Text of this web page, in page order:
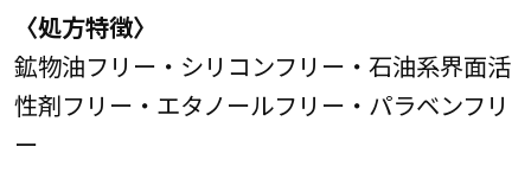
〈処方特徴〉
鉱物油フリー・シリコンフリー・石油系界面活
性剤フリー・エタノールフリー・パラベンフリ
ー